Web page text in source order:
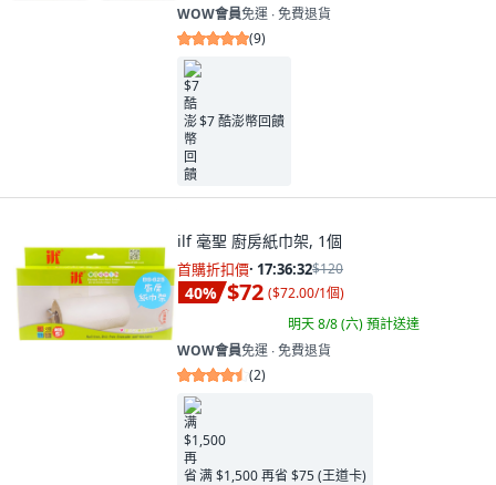
WOW會員免運 ∙ 免費退貨
(9)
$7 酷澎幣回饋
ilf 毫聖 廚房紙巾架, 1個
首購折扣價· 17:36:31$120
40% $72 ($72.00/1個)
明天 8/8 (六)預計送達
WOW會員免運 ∙ 免費退貨
(2)
满 $1,500 再省 $75 (王道卡)